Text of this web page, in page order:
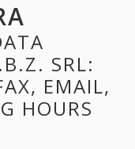
SRL:
EMAIL,
HOURS